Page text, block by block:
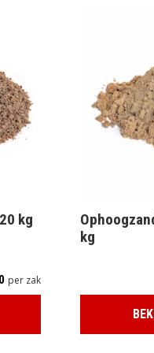
kg
per zak
kg